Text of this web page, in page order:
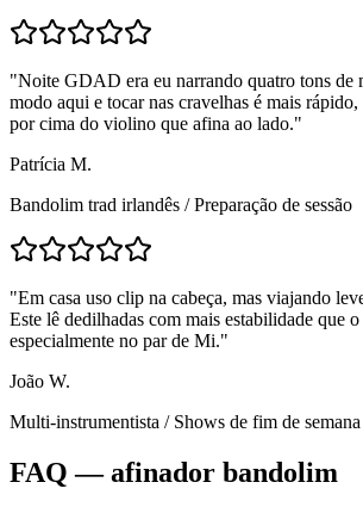
"Noite GDAD era eu narrando quatro tons de
modo aqui e tocar nas cravelhas é mais
por cima do violino que afina ao lado."
Patrícia M.
Bandolim trad irlandês /Preparação de sessão
"Em casa uso clip na cabeça, mas viajando
Este lê dedilhadas com mais estabilidade que
especialmente no par de Mi."
João W.
Multi-instrumentista / Shows de fim de semana
FAQ — afinador bandolim